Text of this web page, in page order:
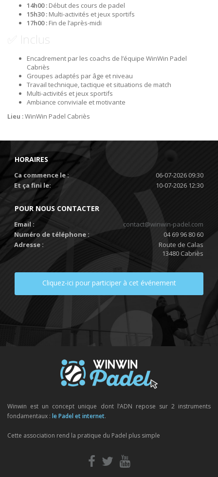
14h00 : Début des cours de padel
15h30 : Multi-activités et jeux sportifs
17h00 : Fin de l’après-midi
✅ Inclus
Encadrement par les coachs de l’équipe WinWin Padel
Cabriès
Groupes adaptés par âge et niveau
Travail technique, tactique et situations de match
Multi-activités et jeux sportifs
Ambiance conviviale et motivante
Lieu :WinWin Padel Cabriès
HORAIRES
Ca commence le :
06-07-2026 09:30
Et ça fini le:
10-07-2026 12:30
POUR NOUS CONTACTER
Email :
contact@winwin-padel.com
Numéro de téléphone :
04 69 96 80 60
Adresse :
Route de Calas
13480 Cabriès
Cliquez-ici pour participer à cet événement
Winwin est un concept unique dont l’ADN repose sur 2 instruments
fondamentaux : le Padel et internet.
Cette association rend la pratique du Padel plus simple